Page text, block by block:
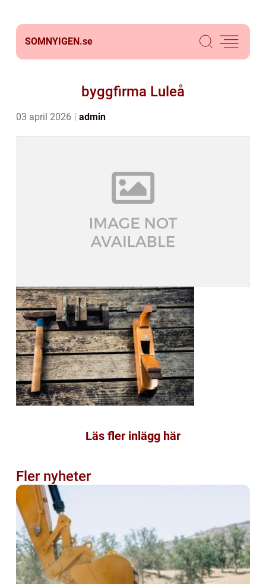
SOMNYIGEN.se
byggfirma Luleå
03 april 2026 admin
Läs fler inlägg här
Fler nyheter